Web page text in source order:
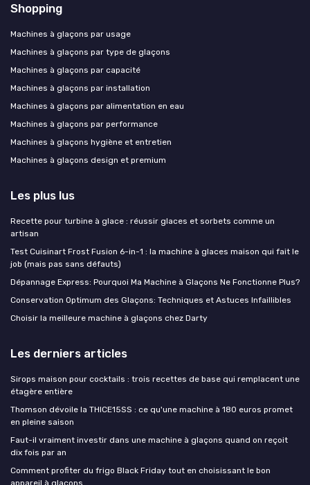
Shopping
Machines à glaçons par usage
Machines à glaçons par type de glaçons
Machines à glaçons par capacité
Machines à glaçons par installation
Machines à glaçons par alimentation en eau
Machines à glaçons par performance
Machines à glaçons hygiène et entretien
Machines à glaçons design et premium
Les plus lus
Recette pour turbine à glace : réussir glaces et sorbets comme un
artisan
Test Cuisinart Frost Fusion 6-in-1 : la machine à glaces maison qui fait le
job (mais pas sans défauts)
Dépannage Express: Pourquoi Ma Machine à Glaçons Ne Fonctionne Plus?
Conservation Optimum des Glaçons: Techniques et Astuces Infaillibles
Choisir la meilleure machine à glaçons chez Darty
Les derniers articles
Sirops maison pour cocktails : trois recettes de base qui remplacent une
étagère entière
Thomson dévoile la THICE15SS : ce qu'une machine à 180 euros promet
en pleine saison
Faut-il vraiment investir dans une machine à glaçons quand on reçoit
dix fois par an
Comment profiter du frigo Black Friday tout en choisissant le bon
appareil à glaçons